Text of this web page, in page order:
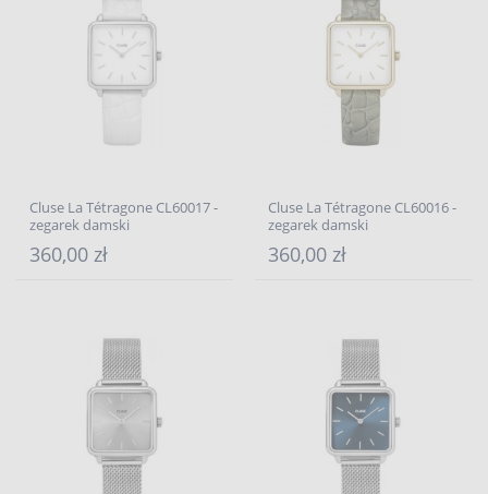
Cluse La Tétragone CL60017 -
zegarek damski
360,00 zł
Cluse La Tétragone CL60016 -
zegarek damski
360,00 zł